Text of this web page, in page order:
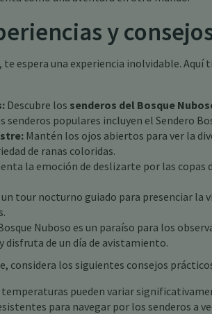
y
te espera una experiencia inolvidable.
Descubre los senderos del Bosque
populares incluyen el Sendero
Mantén los ojos abiertos para ver la
de ranas coloridas.
la emoción de deslizarte por las copas
tour nocturno guiado para presenciar la
Nuboso es un paraíso para los
disfruta de un día de avistamiento.
considera los siguientes consejos
temperaturas pueden variar
para navegar por los senderos a